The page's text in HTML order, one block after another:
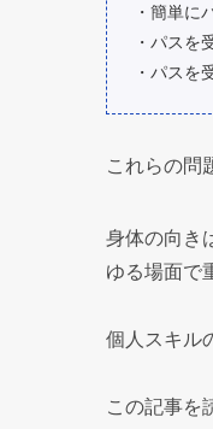
・簡単に
・パスを
・パスを
これらの問
身体の向き
ゆる場面で
個人スキル
この記事を